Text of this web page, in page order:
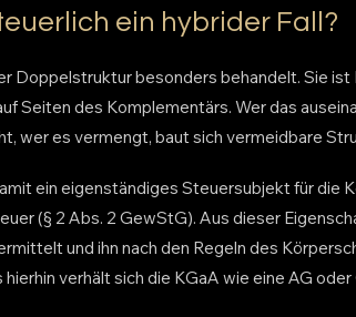
ein hybrider Fall?
Doppelstruktur besonders behandelt. Sie
Seiten des Komplementärs. Wer das
wer es vermengt, baut sich vermeidbare
ein eigenständiges Steuersubjekt für die
(§ 2 Abs. 2 GewStG). Aus dieser
und ihn nach den Regeln des
verhält sich die KGaA wie eine AG oder